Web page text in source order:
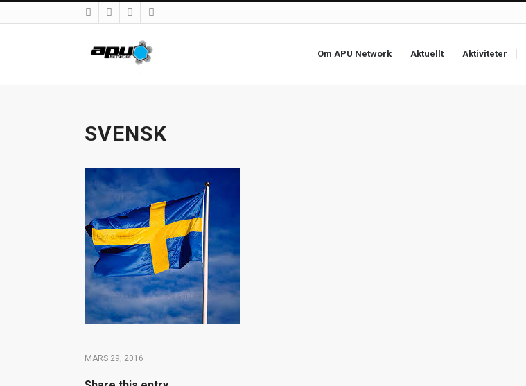
Om APU Network Aktuellt Aktiviteter
SVENSK
MARS 29, 2016